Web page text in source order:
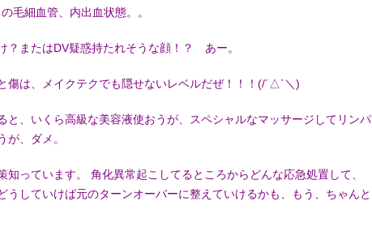
毛細血管、内出血状態。。
？またはDV疑惑持たれそうな顔！？ あー。
傷は、メイクテクでも隠せないレベルだぜ！！！(/´△`＼)
と、いくら高級な美容液使おうが、スペシャルなマッサージしてリンパ
が、ダメ。
知っています。 角化異常起こしてるところからどんな応急処置して、
うしていけば元のターンオーバーに整えていけるかも、もう、ちゃんと